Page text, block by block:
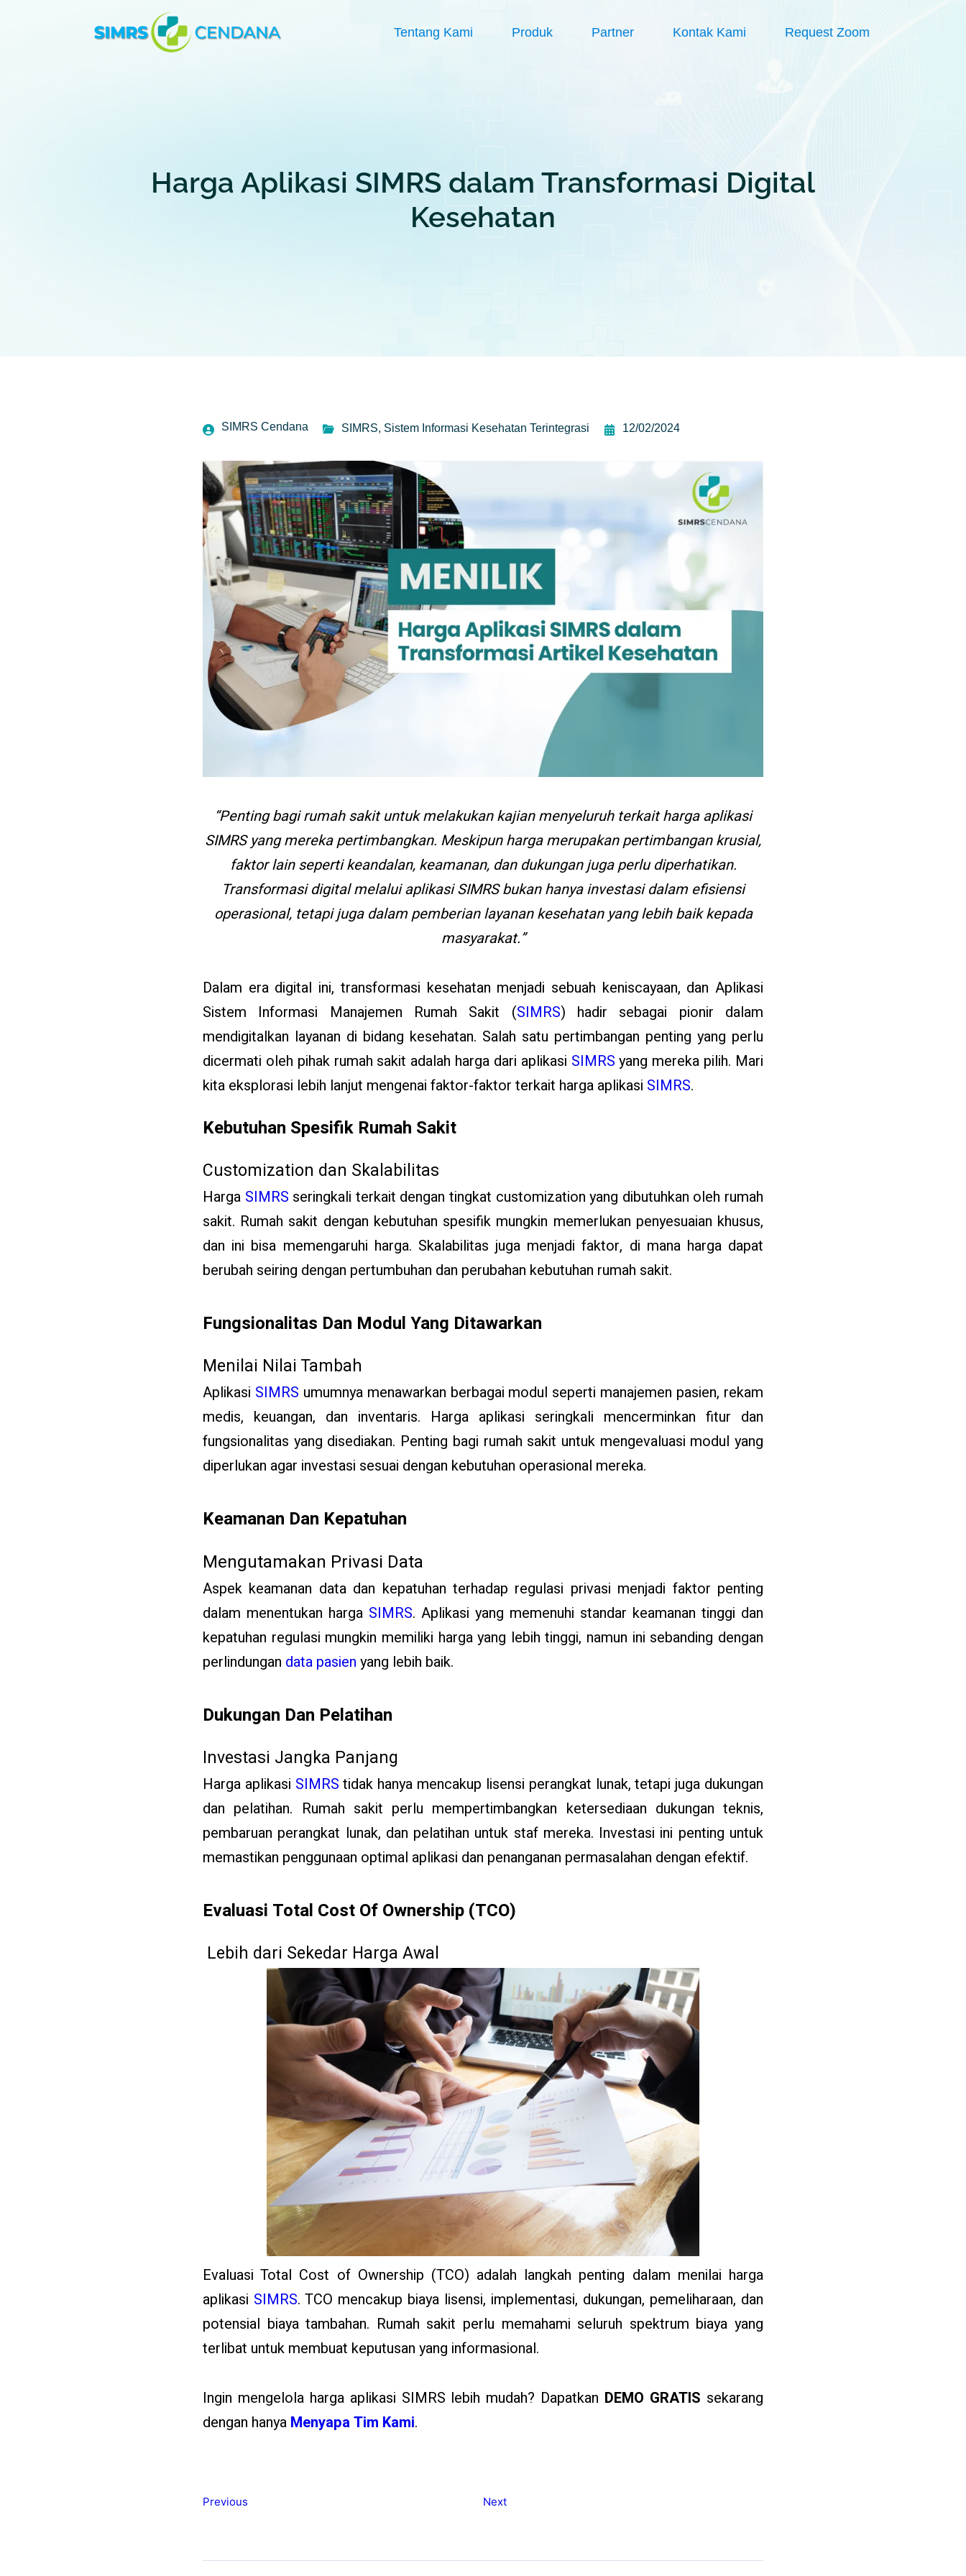
Tentang Kami Produk Partner Kontak Kami Request Zoom
Harga Aplikasi SIMRS dalam Transformasi Digital
Kesehatan
SIMRS Cendana SIMRS, Sistem Informasi Kesehatan Terintegrasi 12/02/2024
“Penting bagi rumah sakit untuk melakukan kajian menyeluruh terkait harga aplikasi
SIMRS yang mereka pertimbangkan. Meskipun harga merupakan pertimbangan krusial,
faktor lain seperti keandalan, keamanan, dan dukungan juga perlu diperhatikan.
Transformasi digital melalui aplikasi SIMRS bukan hanya investasi dalam efisiensi
operasional, tetapi juga dalam pemberian layanan kesehatan yang lebih baik kepada
masyarakat.”
Dalam era digital ini, transformasi kesehatan menjadi sebuah keniscayaan, dan Aplikasi
Sistem Informasi Manajemen Rumah Sakit (SIMRS) hadir sebagai pionir dalam
mendigitalkan layanan di bidang kesehatan. Salah satu pertimbangan penting yang perlu
dicermati oleh pihak rumah sakit adalah harga dari aplikasi SIMRS yang mereka pilih. Mari
kita eksplorasi lebih lanjut mengenai faktor-faktor terkait harga aplikasi SIMRS.
Kebutuhan Spesifik Rumah Sakit
Customization dan Skalabilitas
Harga SIMRS seringkali terkait dengan tingkat customization yang dibutuhkan oleh rumah
sakit. Rumah sakit dengan kebutuhan spesifik mungkin memerlukan penyesuaian khusus,
dan ini bisa memengaruhi harga. Skalabilitas juga menjadi faktor, di mana harga dapat
berubah seiring dengan pertumbuhan dan perubahan kebutuhan rumah sakit.
Fungsionalitas Dan Modul Yang Ditawarkan
Menilai Nilai Tambah
Aplikasi SIMRS umumnya menawarkan berbagai modul seperti manajemen pasien, rekam
medis, keuangan, dan inventaris. Harga aplikasi seringkali mencerminkan fitur dan
fungsionalitas yang disediakan. Penting bagi rumah sakit untuk mengevaluasi modul yang
diperlukan agar investasi sesuai dengan kebutuhan operasional mereka.
Keamanan Dan Kepatuhan
Mengutamakan Privasi Data
Aspek keamanan data dan kepatuhan terhadap regulasi privasi menjadi faktor penting
dalam menentukan harga SIMRS. Aplikasi yang memenuhi standar keamanan tinggi dan
kepatuhan regulasi mungkin memiliki harga yang lebih tinggi, namun ini sebanding dengan
perlindungan data pasien yang lebih baik.
Dukungan Dan Pelatihan
Investasi Jangka Panjang
Harga aplikasi SIMRS tidak hanya mencakup lisensi perangkat lunak, tetapi juga dukungan
dan pelatihan. Rumah sakit perlu mempertimbangkan ketersediaan dukungan teknis,
pembaruan perangkat lunak, dan pelatihan untuk staf mereka. Investasi ini penting untuk
memastikan penggunaan optimal aplikasi dan penanganan permasalahan dengan efektif.
Evaluasi Total Cost Of Ownership (TCO)
Lebih dari Sekedar Harga Awal
Evaluasi Total Cost of Ownership (TCO) adalah langkah penting dalam menilai harga
aplikasi SIMRS. TCO mencakup biaya lisensi, implementasi, dukungan, pemeliharaan, dan
potensial biaya tambahan. Rumah sakit perlu memahami seluruh spektrum biaya yang
terlibat untuk membuat keputusan yang informasional.
Ingin mengelola harga aplikasi SIMRS lebih mudah? Dapatkan DEMO GRATIS sekarang
dengan hanya Menyapa Tim Kami.
Previous Next